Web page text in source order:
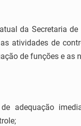
da Secretaria de
atividades de
de funções e as
adequação